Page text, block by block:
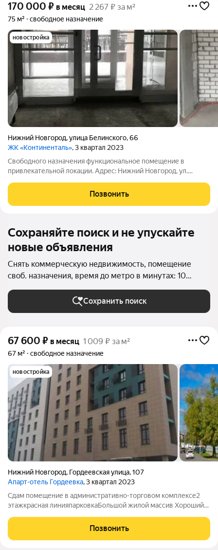
170 000 ₽ в месяц 2 267 ₽ за м²
75 м² свободное назначение
новостройка
Нижний Новгород,улица Белинского,66
ЖК «Континенталь», 3 квартал 2023
Свободного назначения функциональное помещение в
привлекательной локации. Адрес: Нижний Новгород, ул.
подобрать недвижимость под
Позвонить
Сохраняйте поиск и не упускайте
новые объявления
Снять коммерческую недвижимость, помещение
своб. назначения, время до метро в минутах: 10
пешком на Бору (Бор (городской округ))
Сохранить поиск
67 600 ₽ в месяц 1 009 ₽ за м²
67 м² свободное назначение
новостройка
Нижний Новгород, Гордеевская улица,107
Апарт-отель Гордеевка, 3 квартал 2023
Сдам помещение в административно-торговом комплексе2
этажкрасная линияпарковкаБольшой жилой массив Хороший
д вокзал, Московское шоссе, ул Куйбышева, метро Номер
объекта: 1/540125/14068 Узнать
Позвонить